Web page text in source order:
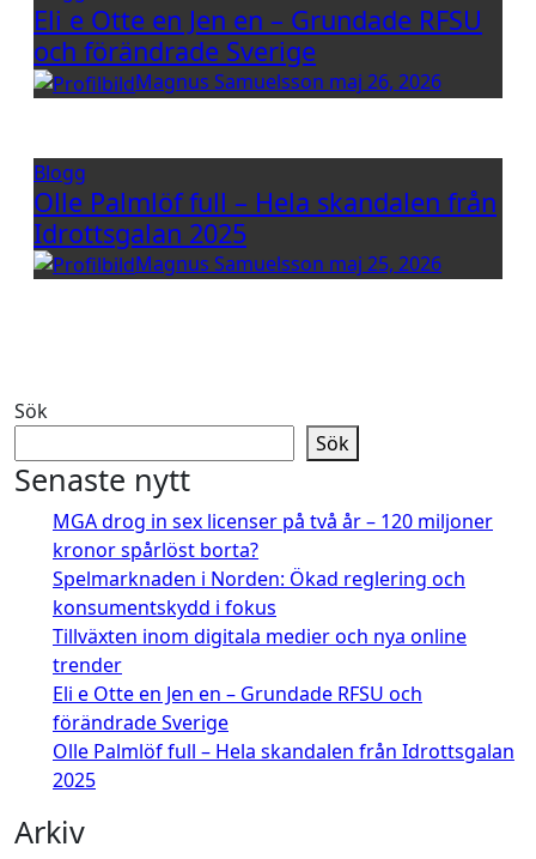
Eli e Otte en Jen en – Grundade RFSU
och förändrade Sverige
Magnus Samuelsson maj 26, 2026
Blogg
Olle Palmlöf full – Hela skandalen från
Idrottsgalan 2025
Magnus Samuelsson maj 25, 2026
Sök
Sök
Senaste nytt
MGA drog in sex licenser på två år – 120 miljoner
kronor spårlöst borta?
Spelmarknaden i Norden: Ökad reglering och
konsumentskydd i fokus
Tillväxten inom digitala medier och nya online
trender
Eli e Otte en Jen en – Grundade RFSU och
förändrade Sverige
Olle Palmlöf full – Hela skandalen från Idrottsgalan
2025
Arkiv